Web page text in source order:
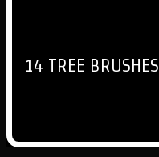
14 TREE BRUSHES